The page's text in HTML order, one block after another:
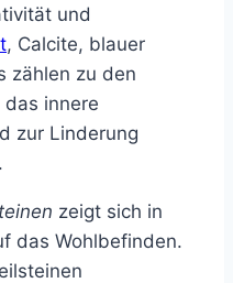
und
, Calcite, blauer
zählen zu den
innere
zur Linderung
zeigt sich in
das Wohlbefinden.